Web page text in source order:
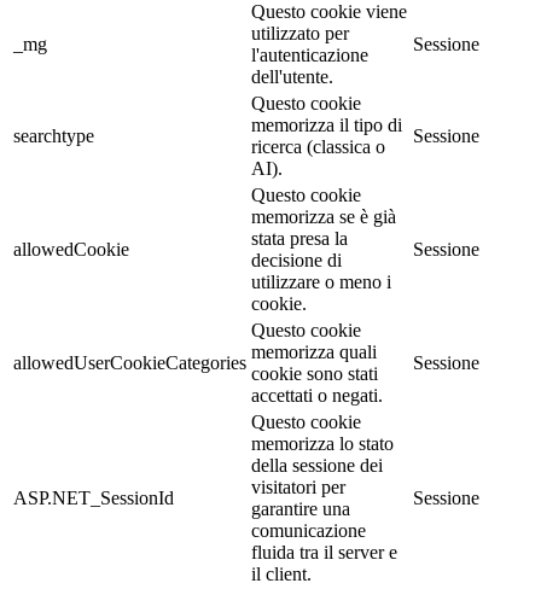
_mg
Questo cookie viene
utilizzato per
l'autenticazione
dell'utente.
Sessione
searchtype
Questo cookie
memorizza il tipo di
ricerca (classica o
AI).
Sessione
allowedCookie
Questo cookie
memorizza se è già
stata presa la
decisione di
utilizzare o meno i
cookie.
Sessione
allowedUserCookieCategories
Questo cookie
memorizza quali
cookie sono stati
accettati o negati.
Sessione
ASP.NET_SessionId
Questo cookie
memorizza lo stato
della sessione dei
visitatori per
garantire una
comunicazione
fluida tra il server e
il client.
Sessione